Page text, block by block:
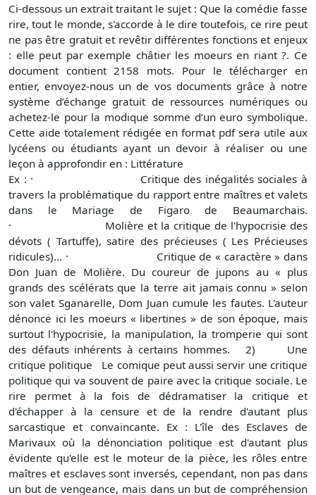
Ci-dessous un extrait traitant le sujet : Que la comédie fasse
rire, tout le monde, s'accorde à le dire toutefois, ce rire peut
ne pas être gratuit et revêtir différentes fonctions et enjeux
: elle peut par exemple châtier les moeurs en riant ?. Ce
document contient 2158 mots. Pour le télécharger en
entier, envoyez-nous un de vos documents grâce à notre
système d’échange gratuit de ressources numériques ou
achetez-le pour la modique somme d’un euro symbolique.
Cette aide totalement rédigée en format pdf sera utile aux
lycéens ou étudiants ayant un devoir à réaliser ou une
leçon à approfondir en : Littérature
Ex : · Critique des inégalités sociales à
travers la problématique du rapport entre maîtres et valets
dans le Mariage de Figaro de Beaumarchais.
· Molière et la critique de l'hypocrisie des
dévots ( Tartuffe), satire des précieuses ( Les Précieuses
ridicules)... · Critique de « caractère » dans
Don Juan de Molière. Du coureur de jupons au « plus
grands des scélérats que la terre ait jamais connu » selon
son valet Sganarelle, Dom Juan cumule les fautes. L'auteur
dénonce ici les moeurs « libertines » de son époque, mais
surtout l'hypocrisie, la manipulation, la tromperie qui sont
des défauts inhérents à certains hommes. 2) Une
critique politique Le comique peut aussi servir une critique
politique qui va souvent de paire avec la critique sociale. Le
rire permet à la fois de dédramatiser la critique et
d'échapper à la censure et de la rendre d'autant plus
sarcastique et convaincante. Ex : L'île des Esclaves de
Marivaux où la dénonciation politique est d'autant plus
évidente qu'elle est le moteur de la pièce, les rôles entre
maîtres et esclaves sont inversés, cependant, non pas dans
un but de vengeance, mais dans un but de compréhension